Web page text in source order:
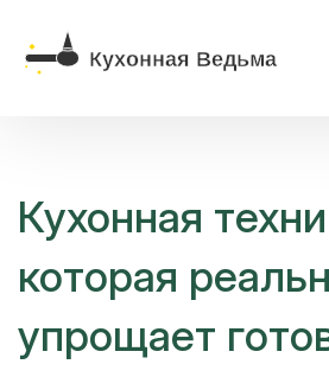
Кухонная
которая
упрощает